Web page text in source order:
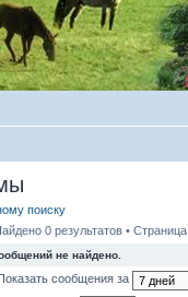
поиску
0 результатов • Страница
не найдено.
Показать сообщения за